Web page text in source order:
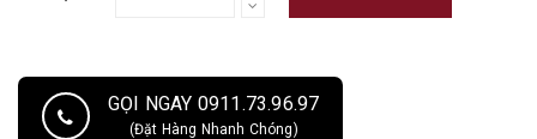
GỌI NGAY 0911.73.96.97
(Đặt Hàng Nhanh Chóng)